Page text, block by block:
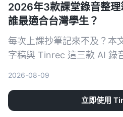
2026年3款課堂錄音整理
誰最適合台灣學生？
每次上課抄筆記來不及？本
字稿與 Tinrec 這三款 AI 錄
2026-08-09
立即使用